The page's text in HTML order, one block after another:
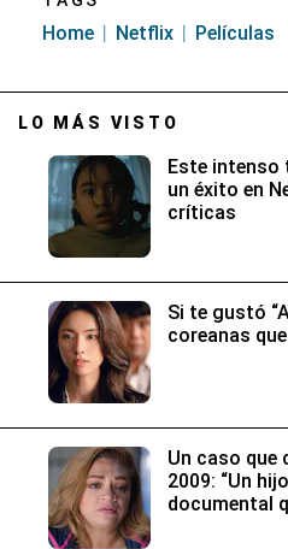
Home Netflix Películas
LO MÁS VISTO
Este intenso
un éxito en
críticas
Si te gustó
coreanas
Un caso que
2009: “Un
documental